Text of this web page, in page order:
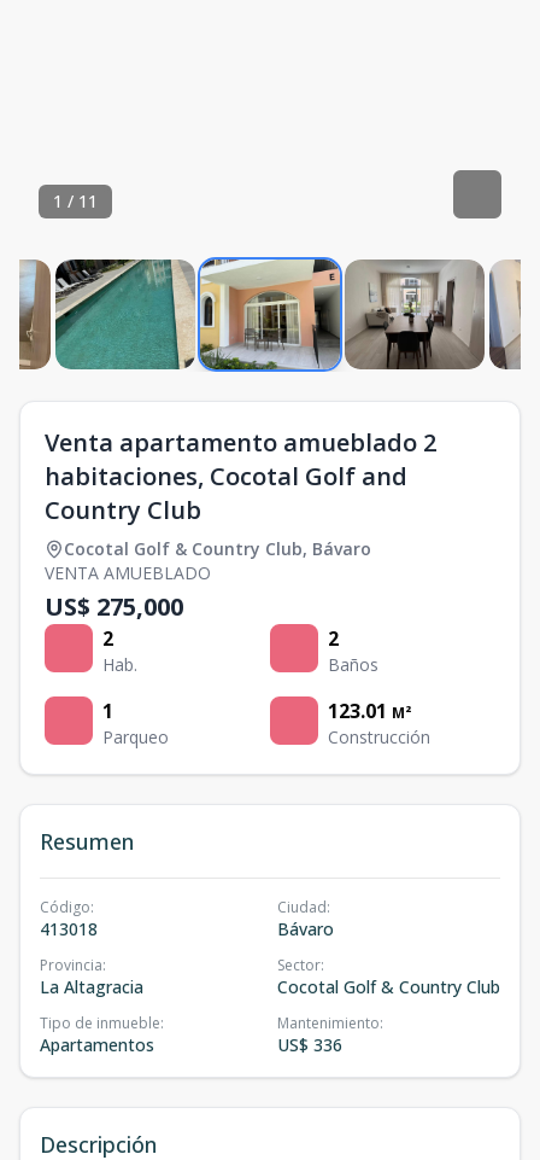
1 / 11
Venta apartamento amueblado 2
habitaciones, Cocotal Golf and
Country Club
Cocotal Golf & Country Club, Bávaro
VENTA AMUEBLADO
US$ 275,000
2
Hab.
2
Baños
1
Parqueo
123.01 M²
Construcción
Resumen
Código:
413018
Ciudad:
Bávaro
Provincia:
La Altagracia
Sector:
Cocotal Golf & Country Club
Tipo de inmueble:
Apartamentos
Mantenimiento:
US$ 336
Descripción